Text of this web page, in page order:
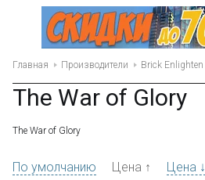
Главная Производители Brick Enlighten
The War of Glory
The War of Glory
По умолчанию Цена ↑ Цена ↓